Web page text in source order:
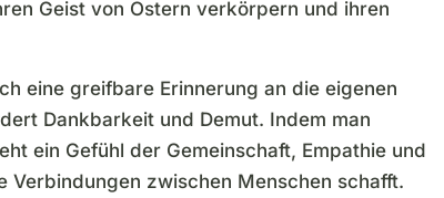
Geist von Ostern verkörpern und ihren
eine greifbare Erinnerung an die eigenen
Dankbarkeit und Demut. Indem man
ein Gefühl der Gemeinschaft, Empathie und
Verbindungen zwischen Menschen schafft.